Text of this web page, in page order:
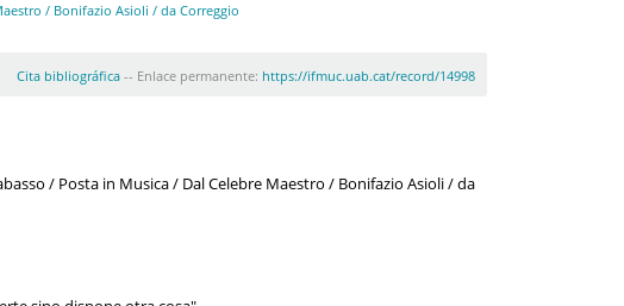
/ Bonifazio Asioli / da Correggio
Cita bibliográfica-- Enlace permanente: https://ifmuc.uab.cat/record/14998
/ Posta in Musica / Dal Celebre Maestro / Bonifazio Asioli / da